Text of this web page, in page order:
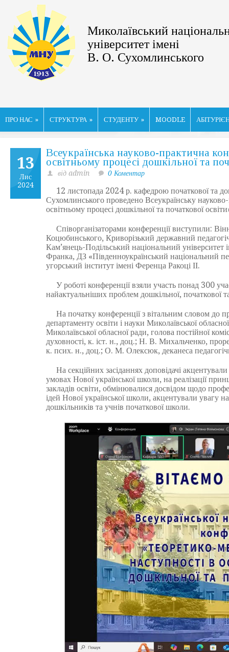
Миколаївський
університет імені
В. О. Сухомлинського
ПРО НАС » СТРУКТУРА » СТУДЕНТУ » MOODLE
13
Лис
2024
Всеукраїнська науково-практична
освітньому процесі дошкільної та
від admin 0 Коментар
12 листопада 2024 р. кафедрою початкової та
Сухомлинського проведено Всеукраїнську
освітньому процесі дошкільної та початкової
Співорганізаторами конференції виступили:
Коцюбинського, Криворізький державний
Кам’янець-Подільський національний
Франка, ДЗ «Південноукраїнський національний
угорський інститут імені Ференца Ракоці ІІ.
У роботі конференції взяли участь понад 300
найактуальніших проблем дошкільної, початкової
На початку конференції з вітальним словом до
департаменту освіти і науки Миколаївської
Миколаївської обласної ради, голова постійної
духовності, к. іст. н., доц.; Н. В. Михальченко,
к. псих. н., доц.; О. М. Олексюк, деканеса
На секційних засіданнях доповідачі
умовах Нової української школи, на реалізації
закладів освіти, обмінювалися досвідом щодо
ідей Нової української школи, акцентували увагу
дошкільників та учнів початкової школи.